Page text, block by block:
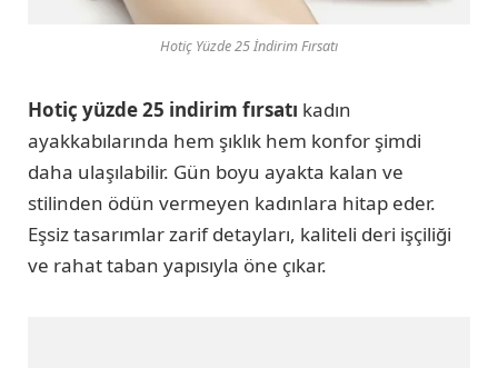
Hotiç Yüzde 25 İndirim Fırsatı
Hotiç yüzde 25 indirim fırsatı kadın
ayakkabılarında hem şıklık hem konfor şimdi
daha ulaşılabilir. Gün boyu ayakta kalan ve
stilinden ödün vermeyen kadınlara hitap eder.
Eşsiz tasarımlar zarif detayları, kaliteli deri işçiliği
ve rahat taban yapısıyla öne çıkar.